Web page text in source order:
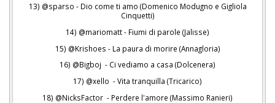
13) @sparso - Dio come ti amo (Domenico Modugno e Gigliola
Cinquetti)
14) @mariomatt - Fiumi di parole (Jalisse)
15) @Krishoes - La paura di morire (Annagloria)
16) @Bigboj - Ci vediamo a casa (Dolcenera)
17) @xello - Vita tranquilla (Tricarico)
18) @NicksFactor - Perdere l'amore (Massimo Ranieri)